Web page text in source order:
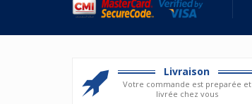
Livraison
Votre commande est preparée et
livrée chez vous